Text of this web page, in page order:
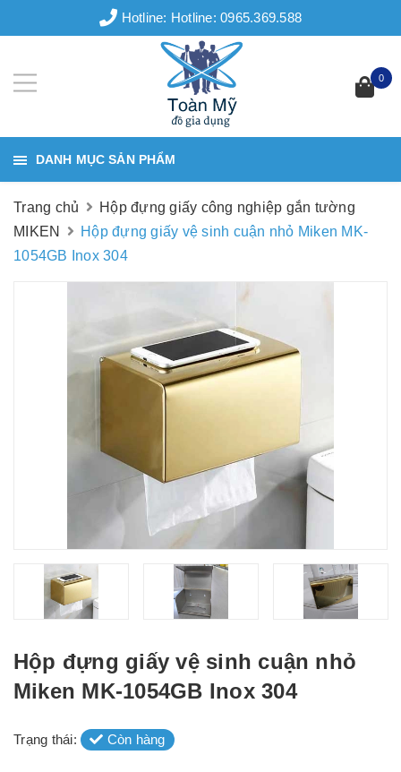
Hotline: Hotline: 0965.369.588
0
DANH MỤC SẢN PHẨM
Trang chủ
Hộp đựng giấy công nghiệp gắn tường
MIKEN
Hộp đựng giấy vệ sinh cuận nhỏ Miken MK-
1054GB Inox 304
Hộp đựng giấy vệ sinh cuận nhỏ
Miken MK-1054GB Inox 304
Trạng thái: Còn hàng